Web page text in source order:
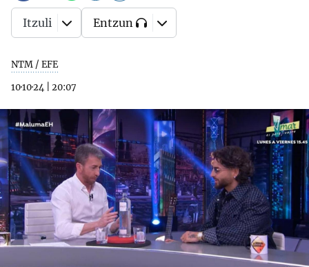
NTM / EFE
10·10·24
20:07
Itzuli Entzun